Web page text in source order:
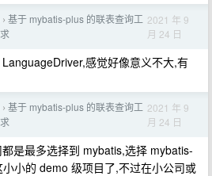
› 基于 mybatis-plus 的联表查询工 2021 年 9
月 24 日
感觉好像意义不大,有
› 基于 mybatis-plus 的联表查询工 2021 年 9
月 24 日
是最多选择到 mybatis,选择 mybatis-
小的 demo 级项目了,不过在小公司或